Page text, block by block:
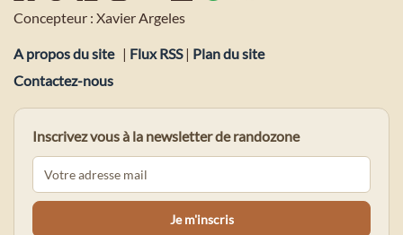
Concepteur : Xavier Argeles
A propos du site | Flux RSS| Plan du site
Contactez-nous
Inscrivez vous à la newsletter de randozone